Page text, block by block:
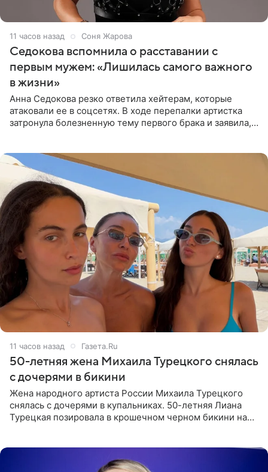
11 часов назад Соня Жарова
Седокова вспомнила о расставании с
первым мужем: «Лишилась самого важного
в жизни»
Анна Седокова резко ответила хейтерам, которые
атаковали ее в соцсетях. В ходе перепалки артистка
затронула болезненную тему первого брака и заявила,
11 часов назад Газета.Ru
50-летняя жена Михаила Турецкого снялась
с дочерями в бикини
Жена народного артиста России Михаила Турецкого
снялась с дочерями в купальниках. 50-летняя Лиана
Турецкая позировала в крошечном черном бикини на